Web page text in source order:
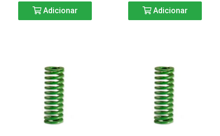
Adicionar Adicionar